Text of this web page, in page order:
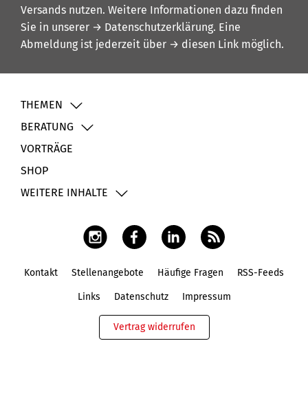
Versands nutzen. Weitere Informationen dazu finden
Sie in unserer → Datenschutzerklärung. Eine
Abmeldung ist jederzeit über → diesen Link möglich.
THEMEN
BERATUNG
VORTRÄGE
SHOP
WEITERE INHALTE
Kontakt Stellenangebote Häufige Fragen RSS-Feeds
Links Datenschutz Impressum
Vertrag widerrufen